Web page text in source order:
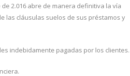
2.016 abre de manera definitiva la vía
las cláusulas suelos de sus préstamos y
indebidamente pagadas por los clientes.